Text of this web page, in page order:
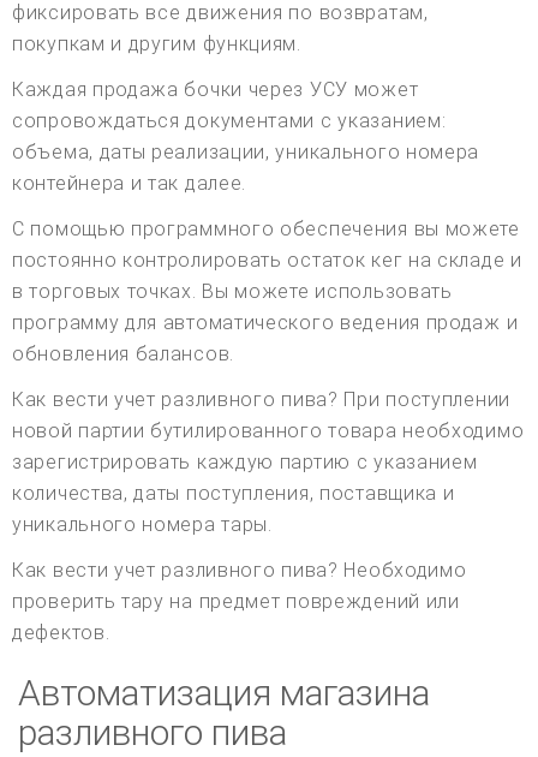
фиксировать все движения по возвратам,
покупкам и другим функциям.
Каждая продажа бочки через УСУ может
сопровождаться документами с указанием:
объема, даты реализации, уникального номера
контейнера и так далее.
С помощью программного обеспечения вы можете
постоянно контролировать остаток кег на складе и
в торговых точках. Вы можете использовать
программу для автоматического ведения продаж и
обновления балансов.
Как вести учет разливного пива? При поступлении
новой партии бутилированного товара необходимо
зарегистрировать каждую партию с указанием
количества, даты поступления, поставщика и
уникального номера тары.
Как вести учет разливного пива? Необходимо
проверить тару на предмет повреждений или
дефектов.
Автоматизация магазина
разливного пива